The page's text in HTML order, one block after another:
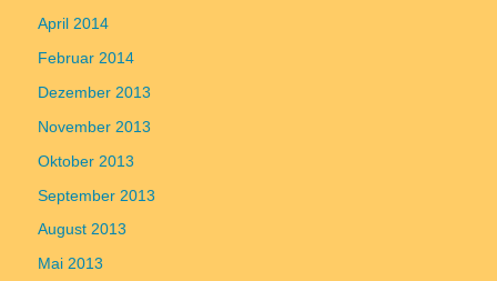
April 2014
Februar 2014
Dezember 2013
November 2013
Oktober 2013
September 2013
August 2013
Mai 2013